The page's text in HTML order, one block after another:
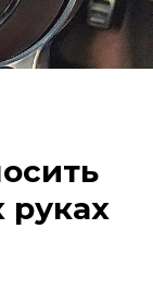
руках